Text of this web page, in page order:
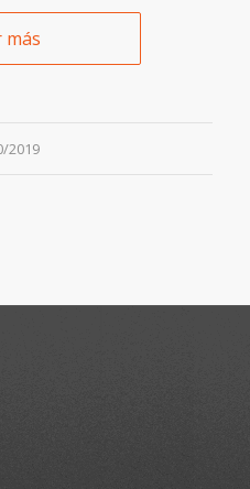
más
2019